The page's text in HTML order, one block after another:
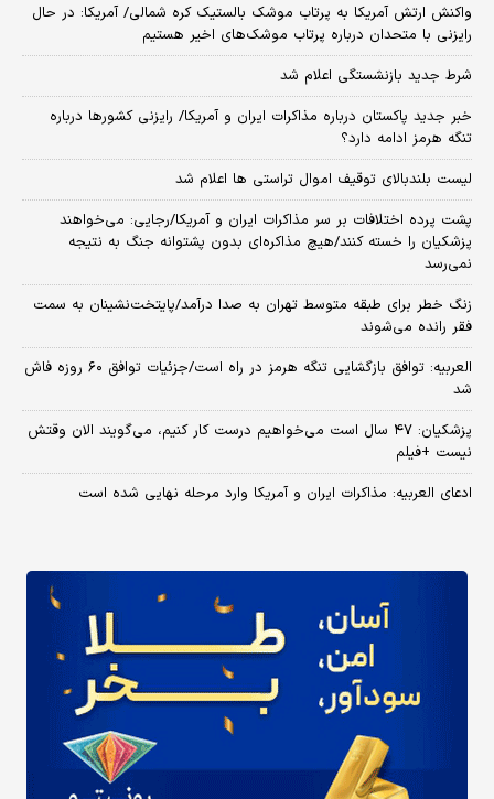
واکنش ارتش آمریکا به پرتاب موشک بالستیک کره شمالی/ آمریکا: در حال
رایزنی با متحدان درباره پرتاب موشک‌های اخیر هستیم
شرط جدید بازنشستگی اعلام شد
خبر جدید پاکستان درباره مذاکرات ایران و آمریکا/ رایزنی کشورها درباره
تنگه هرمز ادامه دارد؟
لیست بلندبالای توقیف اموال تراستی ها اعلام شد
پشت پرده اختلافات بر سر مذاکرات ایران و آمریکا/رجایی: می‌خواهند
پزشکیان را خسته کنند/هیچ مذاکره‌ای بدون پشتوانه جنگ به نتیجه
نمی‌رسد
زنگ خطر برای طبقه متوسط تهران به صدا درآمد/پایتخت‌نشینان به سمت
فقر رانده می‌شوند
العربیه: توافق بازگشایی تنگه هرمز در راه است/جزئیات توافق ۶۰ روزه فاش
شد
پزشکیان: ۴۷ سال است می‌خواهیم درست کار کنیم، می‌گویند الان وقتش
نیست +فیلم
ادعای العربیه: مذاکرات ایران و آمریکا وارد مرحله نهایی شده است